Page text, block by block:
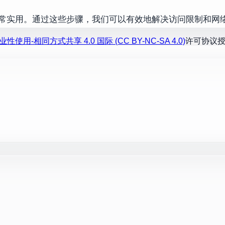
用。通过这些步骤，我们可以有效地解决访问限制和网
性使用-相同方式共享 4.0 国际 (CC BY-NC-SA 4.0)许可协议